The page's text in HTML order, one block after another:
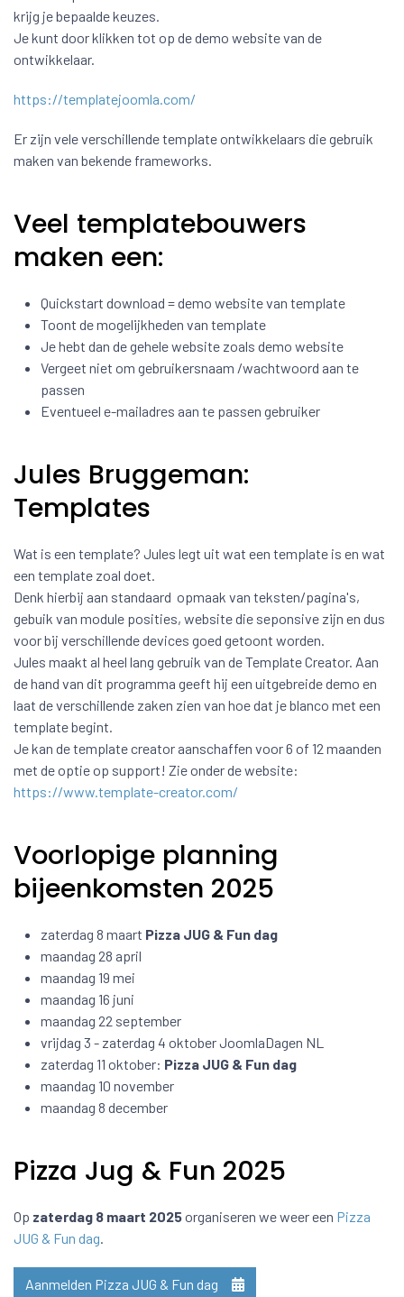
krijg je bepaalde keuzes.
Je kunt door klikken tot op de demo website van de
ontwikkelaar.
https://templatejoomla.com/
Er zijn vele verschillende template ontwikkelaars die gebruik
maken van bekende frameworks.
Veel templatebouwers
maken een:
Quickstart download = demo website van template
Toont de mogelijkheden van template
Je hebt dan de gehele website zoals demo website
Vergeet niet om gebruikersnaam /wachtwoord aan te
passen
Eventueel e-mailadres aan te passen gebruiker
Jules Bruggeman:
Templates
Wat is een template? Jules legt uit wat een template is en wat
een template zoal doet.
Denk hierbij aan standaard opmaak van teksten/pagina's,
gebuik van module posities, website die seponsive zijn en dus
voor bij verschillende devices goed getoont worden.
Jules maakt al heel lang gebruik van de Template Creator. Aan
de hand van dit programma geeft hij een uitgebreide demo en
laat de verschillende zaken zien van hoe dat je blanco met een
template begint.
Je kan de template creator aanschaffen voor 6 of 12 maanden
met de optie op support! Zie onder de website:
https://www.template-creator.com/
Voorlopige planning
bijeenkomsten 2025
zaterdag 8 maart Pizza JUG & Fun dag
maandag 28 april
maandag 19 mei
maandag 16 juni
maandag 22 september
vrijdag 3 - zaterdag 4 oktober JoomlaDagen NL
zaterdag 11 oktober: Pizza JUG & Fun dag
maandag 10 november
maandag 8 december
Pizza Jug & Fun 2025
Op zaterdag 8 maart 2025organiseren we weer een Pizza
JUG & Fun dag.
Aanmelden Pizza JUG & Fun dag